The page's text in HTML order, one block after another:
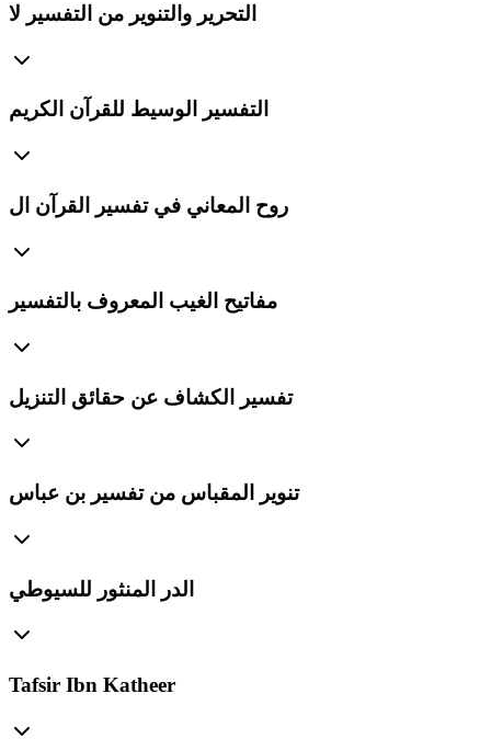
التحرير والتنوير من التفسير لا
التفسير الوسيط للقرآن الكريم
روح المعاني في تفسير القرآن ال
مفاتيح الغيب المعروف بالتفسير
تفسير الكشاف عن حقائق التنزيل
تنوير المقباس من تفسير بن عباس
الدر المنثور للسيوطي
Tafsir Ibn Katheer